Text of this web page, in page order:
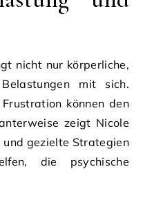
nicht nur körperliche,
mit sich.
können den
zeigt Nicole
und gezielte Strategien
die psychische